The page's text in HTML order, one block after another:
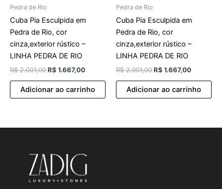
Pedra de Rio
Cuba Pia Esculpida em
Pedra de Rio, cor
cinza,exterior rústico –
LINHA PEDRA DE RIO
R$2.001,00R$ 1.667,00
Adicionar ao carrinho
Pedra de Rio
Cuba Pia Esculpida em
Pedra de Rio, cor
cinza,exterior rústico –
LINHA PEDRA DE RIO
R$2.001,00R$ 1.667,00
Adicionar ao carrinho